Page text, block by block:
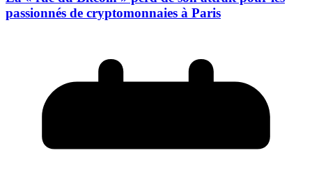
passionnés de cryptomonnaies à Paris